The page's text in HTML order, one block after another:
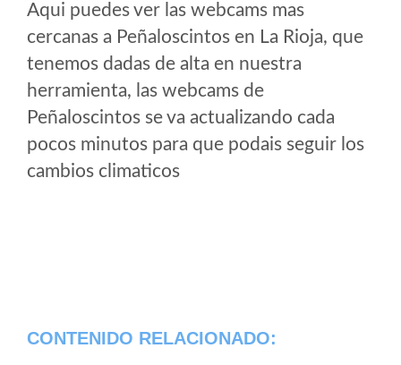
Aqui puedes ver las webcams mas
cercanas a Peñaloscintos en La Rioja, que
tenemos dadas de alta en nuestra
herramienta, las webcams de
Peñaloscintos se va actualizando cada
pocos minutos para que podais seguir los
cambios climaticos
CONTENIDO RELACIONADO: